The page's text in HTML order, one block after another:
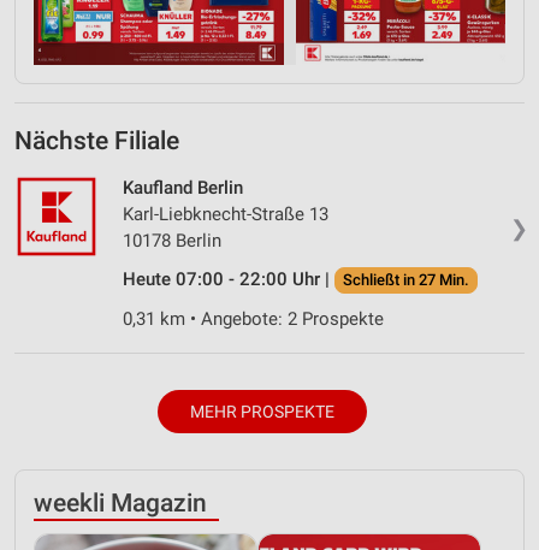
Nächste Filiale
❯
Kaufland Berlin
Karl-Liebknecht-Straße 13
10178 Berlin
Heute 07:00 - 22:00 Uhr |
Schließt in 27 Min.
0,31 km • Angebote: 2 Prospekte
MEHR PROSPEKTE
weekli Magazin